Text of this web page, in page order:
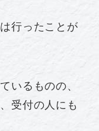
行ったことが
いるものの、
受付の人にも